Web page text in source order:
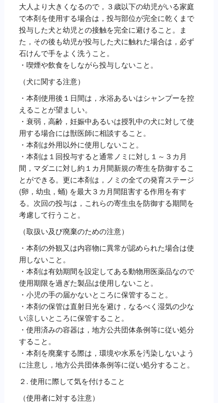
大人より大きくなるので，３歳以下の幼児がいる家庭
で本剤を使用する場合は，投与部位が完全に乾くまで
投与した犬と幼児との接触を完全に避けること。ま
た，その後も幼児が投与した犬に触れた場合は，必ず
石けんで手をよく洗うこと。
・喫煙や飲食をしながら投与しないこと。
（犬に関する注意）
・本剤使用後１日間は，水浴あるいはシャンプーを控
えることが望ましい。
・衰弱，高齢，妊娠中あるいは授乳中の犬に対して使
用する場合には獣医師に相談すること。
・本剤は外用以外に使用しないこと。
・本剤は１回投与すると通常ノミに対し１～３カ月
間，マダニに対し約１カ月間新規の寄生を防御するこ
とができる。更に本剤は，ノミの全ての発育ステージ
(卵，幼虫，蛹) を最大３カ月間阻害する作用を有す
る。次回の投与は，これらの寄生虫を防御する期間を
考慮して行うこと。
（取扱い及び廃棄のための注意）
・本剤の外観又は内容物に異常が認められた場合は使
用しないこと。
・本剤は有効期間を設定してある動物用医薬品なので
使用期限を過ぎた製品は使用しないこと。
・小児の手の届かないところに保管すること。
・本剤の保管は直射日光を避け，なるべく湿気の少な
い涼しいところに保管すること。
・使用済みの容器は，地方公共団体条例等に従い処分
すること。
・本剤を廃棄する際は，環境や水系を汚染しないよう
に注意し，地方公共団体条例等に従い処分すること。
２. 使用に際して気を付けること
（使用者に対する注意）